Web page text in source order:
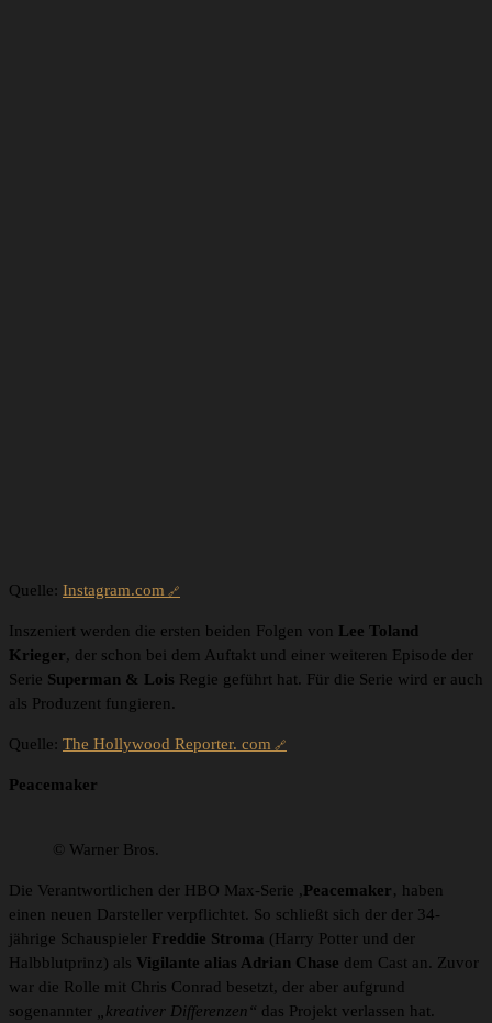
Quelle: Instagram.com
Inszeniert werden die ersten beiden Folgen von Lee Toland
Krieger, der schon bei dem Auftakt und einer weiteren Episode der
Serie Superman & Lois Regie geführt hat. Für die Serie wird er auch
als Produzent fungieren.
Quelle: The Hollywood Reporter. com
Peacemaker
© Warner Bros.
Die Verantwortlichen der HBO Max-Serie ,Peacemaker‚ haben
einen neuen Darsteller verpflichtet. So schließt sich der der 34-
jährige Schauspieler Freddie Stroma (Harry Potter und der
Halbblutprinz) als Vigilante alias Adrian Chase dem Cast an. Zuvor
war die Rolle mit Chris Conrad besetzt, der aber aufgrund
sogenannter
„kreativer Differenzen“ das Projekt verlassen hat.